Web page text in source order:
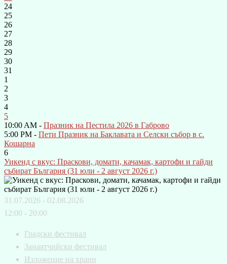
24
25
26
27
28
29
30
31
1
2
3
4
5
10:00 AM - Празник на Пестила 2026 в Габрово
5:00 PM - Пети Празник на Баклавата и Селски събор в с.
Кошарна
6
Уикенд с вкус: Праскови, домати, качамак, картофи и гайди
събират България (31 юли - 2 август 2026 г.)
31.07.2026 - 02.08.2026
12:00 - 20:00
Градски фестивал
Занаятчийски фестивал
Изложение на храни